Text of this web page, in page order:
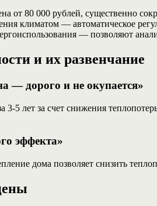
от 80 000 рублей, существенно
климатом — автоматическое
— позволяют
и их развенчание
— дорого и не окупается»
3-5 лет за счет снижения
эффекта»
дома позволяет снизить